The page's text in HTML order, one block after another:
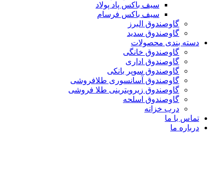
سیف باکس پاد پولاد
سیف باکس فرسام
گاوصندوق البرز
گاوصندوق سدید
دسته بندی محصولات
گاوصندوق خانگی
گاوصندوق اداری
گاوصندوق سوپر بانکی
گاوصندوق آسانسوری طلافروشی
گاوصندوق زیرویترینی طلا فروشی
گاوصندوق اسلحه
درب خزانه
تماس با ما
درباره ما